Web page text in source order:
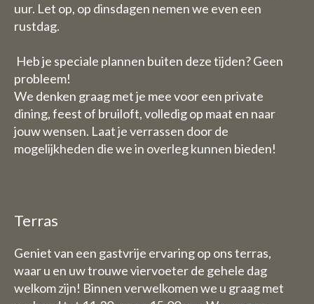
uur. Let op, op dinsdagen nemen we even een
rustdag.
Heb je speciale plannen buiten deze tijden? Geen
probleem!
We denken graag met je mee voor een private
dining, feest of bruiloft, volledig op maat en naar
jouw wensen. Laat je verrassen door de
mogelijkheden die we in overleg kunnen bieden!
Terras
Geniet van een gastvrije ervaring op ons terras,
waar u en uw trouwe viervoeter de gehele dag
welkom zijn! Binnen verwelkomen we u graag met
Daghoreca:
Woensdag 29 en donderdag 30
juli zijn wij gesloten met de
horeca (u kunt dus wel kamers
boeken)
Vrijdag 31 juli t/tm zondag 1
augustus staan wij dan graag
wel voor u klaar van 9 uur tot
met 9 augustus zijn wij geheel
overnachtingen)
B&B: